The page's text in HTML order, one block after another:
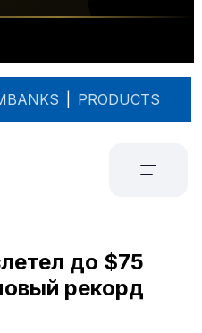
PRODUCTS
до $75
рекорд